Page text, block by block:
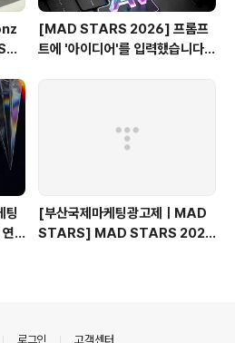
[MAD STARS 2026] 프롬프
트에 '아이디어'를 입력했습니다
팅
[부산국제마케팅광고제ㅣMAD
STARS] MAD STARS 2025
로그인 고객센터